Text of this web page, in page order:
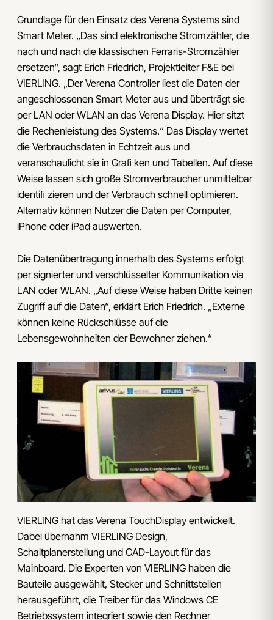
Grundlage für den Einsatz des Verena Systems sind
Smart Meter. „Das sind elektronische Stromzähler, die
nach und nach die klassischen Ferraris-Stromzähler
ersetzen“, sagt Erich Friedrich, Projektleiter F&E bei
VIERLING. „Der Verena Controller liest die Daten der
angeschlossenen Smart Meter aus und überträgt sie
per LAN oder WLAN an das Verena Display. Hier sitzt
die Rechenleistung des Systems.“ Das Display wertet
die Verbrauchsdaten in Echtzeit aus und
veranschaulicht sie in Graﬁ ken und Tabellen. Auf diese
Weise lassen sich große Stromverbraucher unmittelbar
identiﬁ zieren und der Verbrauch schnell optimieren.
Alternativ können Nutzer die Daten per Computer,
iPhone oder iPad auswerten.
Die Datenübertragung innerhalb des Systems erfolgt
per signierter und verschlüsselter Kommunikation via
LAN oder WLAN. „Auf diese Weise haben Dritte keinen
Zugriff auf die Daten“, erklärt Erich Friedrich. „Externe
können keine Rückschlüsse auf die
Lebensgewohnheiten der Bewohner ziehen.“
VIERLING hat das Verena TouchDisplay entwickelt.
Dabei übernahm VIERLING Design,
Schaltplanerstellung und CAD-Layout für das
Mainboard. Die Experten von VIERLING haben die
Bauteile ausgewählt, Stecker und Schnittstellen
herausgeführt, die Treiber für das Windows CE
Betriebssystem integriert sowie den Rechner